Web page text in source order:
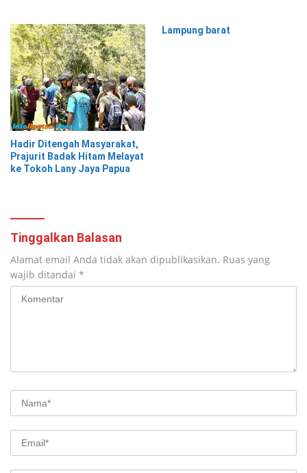
Hadir Ditengah Masyarakat,
Prajurit Badak Hitam Melayat
ke Tokoh Lany Jaya Papua
Lampung barat
Tinggalkan Balasan
Alamat email Anda tidak akan dipublikasikan. Ruas yang
wajib ditandai *